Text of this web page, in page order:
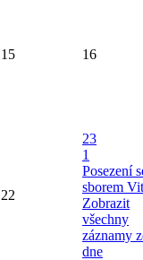
15 16
22
23
1
Posezení
sborem
Zobrazit
všechny
záznamy
dne